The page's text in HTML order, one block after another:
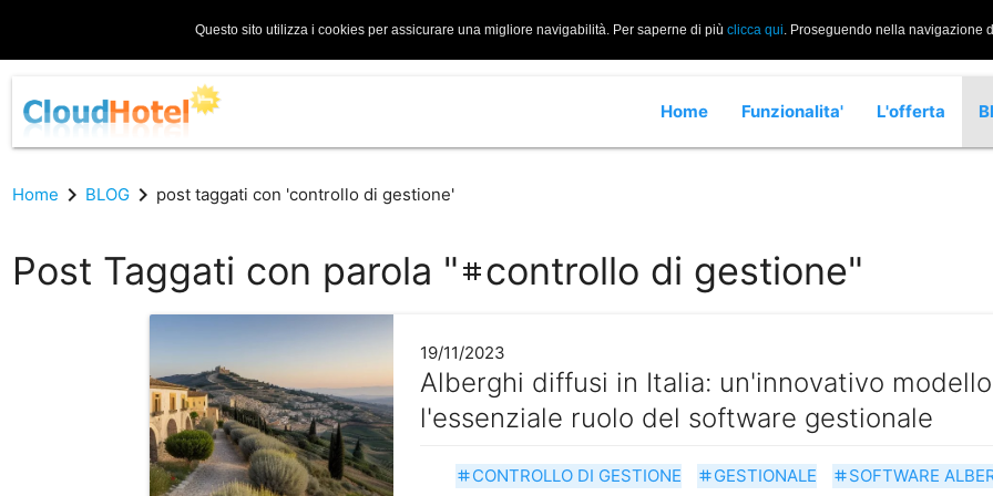
Questo sito utilizza i cookies per assicurare una migliore navigabilità. Per saperne di più clicca qui. Proseguendo nella navigazione
Home Funzionalita' L'offerta
Home chevron_right BLOG chevron_right post taggati con 'controllo di gestione'
Post Taggati con parola " tag controllo di gestione"
19/11/2023
Alberghi diffusi in Italia: un'innovativo
l'essenziale ruolo del software gestionale
tag SOFTWARE
tag GESTIONALE
tag CONTROLLO DI GESTIONE